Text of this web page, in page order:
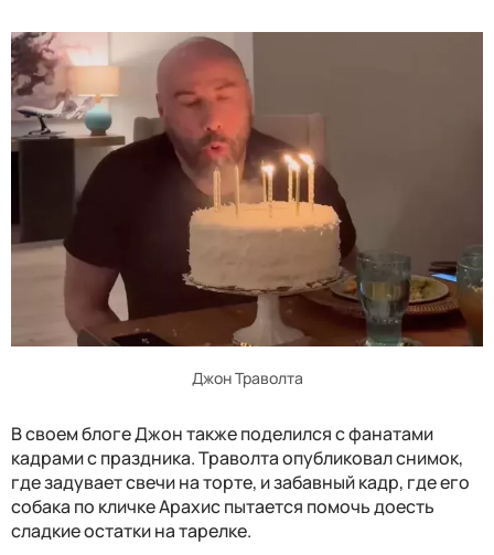
Джон Траволта
В своем блоге Джон также поделился с фанатами
кадрами с праздника. Траволта опубликовал снимок,
где задувает свечи на торте, и забавный кадр, где его
собака по кличке Арахис пытается помочь доесть
сладкие остатки на тарелке.